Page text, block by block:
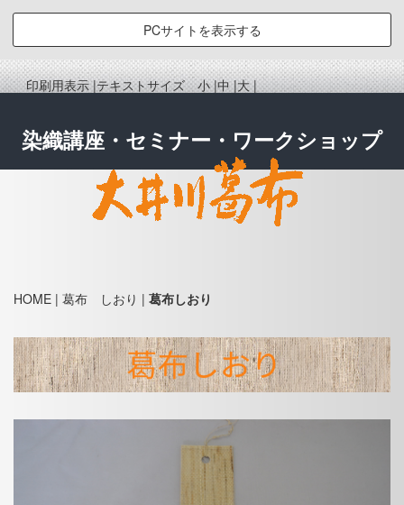
PCサイトを表示する
印刷用表示 |テキストサイズ 小 |中 |大 |
染織講座・セミナー・ワークショップ
HOME | 葛布 しおり | 葛布しおり